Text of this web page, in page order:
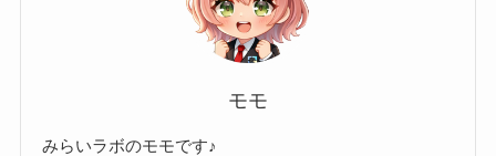
モモ
みらいラボのモモです♪